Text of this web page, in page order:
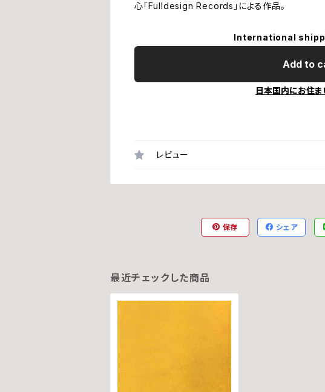
心「Fulldesign Records」による作品。
International
Add to
日本国内にお住
レビュー
保存 シェア
最近チェックした商品